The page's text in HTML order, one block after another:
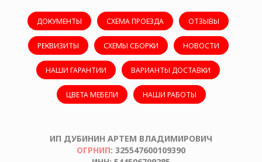
ДОКУМЕНТЫ СХЕМА ПРОЕЗДА ОТЗЫВЫ
РЕКВИЗИТЫ СХЕМЫ СБОРКИ НОВОСТИ
НАШИ ГАРАНТИИ ВАРИАНТЫ ДОСТАВКИ
ЦВЕТА МЕБЕЛИ НАШИ РАБОТЫ
ИП ДУБИНИН АРТЕМ ВЛАДИМИРОВИЧ
ОГРНИП: 325547600109390